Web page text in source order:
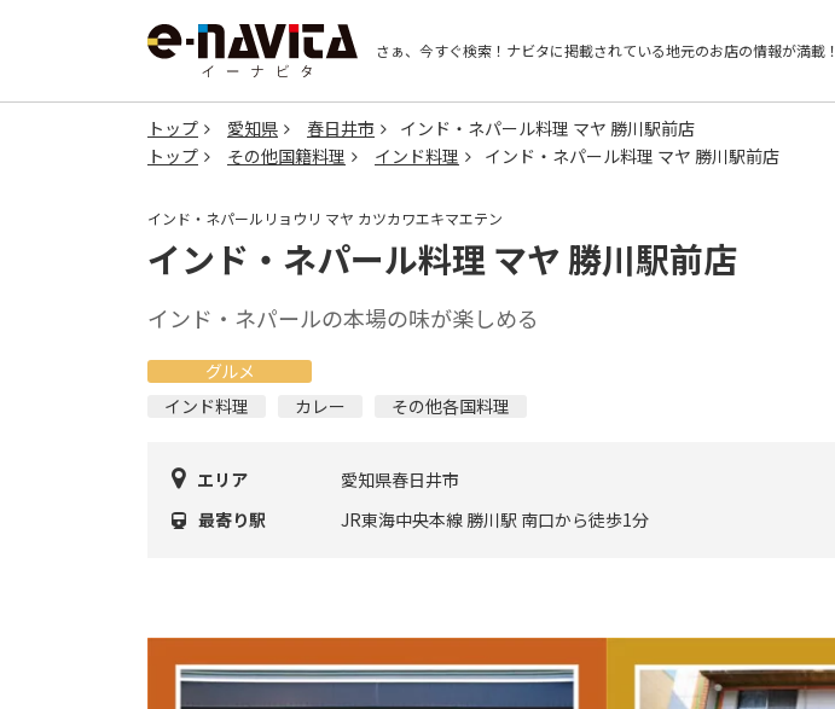
さぁ、今すぐ検索！ ナビタに掲載されている地元のお店の情報が満載！
トップ 愛知県 春日井市
インド・ネパール料理 マヤ 勝川駅前店
トップ
その他国籍料理 インド料理 インド・ネパール料理 マヤ 勝川駅前店
インド・ネパールリョウリ マヤ カツカワエキマエテン
インド・ネパール料理 マヤ 勝川駅前店
インド・ネパールの本場の味が楽しめる
グルメ
インド料理
カレー その他各国料理
エリア
愛知県春日井市
最寄り駅
JR東海中央本線 勝川駅 南口から徒歩1分